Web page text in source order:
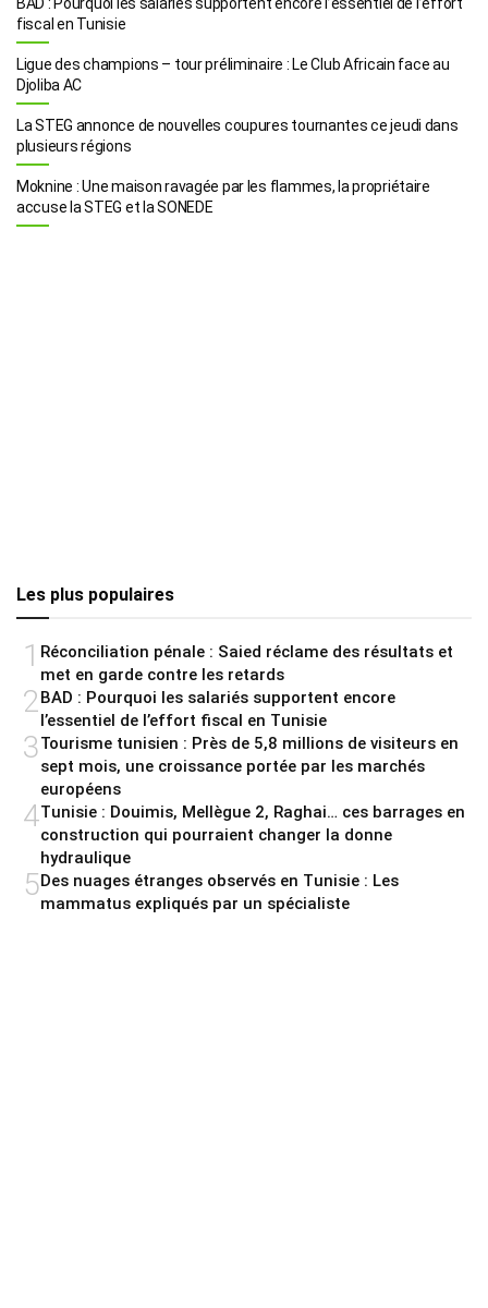
fiscal en Tunisie
Ligue des champions – tour préliminaire : Le Club Africain face au
Djoliba AC
La STEG annonce de nouvelles coupures tournantes ce jeudi dans
plusieurs régions
Moknine : Une maison ravagée par les flammes, la propriétaire
accuse la STEG et la SONEDE
Les plus populaires
1 Réconciliation pénale : Saied réclame des résultats et
met en garde contre les retards
2BAD : Pourquoi les salariés supportent encore
l’essentiel de l’effort fiscal en Tunisie
3Tourisme tunisien : Près de 5,8 millions de visiteurs en
sept mois, une croissance portée par les marchés
européens
4Tunisie : Douimis, Mellègue 2, Raghai… ces barrages en
construction qui pourraient changer la donne
hydraulique
5Des nuages étranges observés en Tunisie : Les
mammatus expliqués par un spécialiste